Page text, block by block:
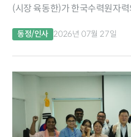
(시장 육동한)가 한국수력원자
천시장은 27일 의암댐 하류 일대
동정/인사 2026년 07월 27일